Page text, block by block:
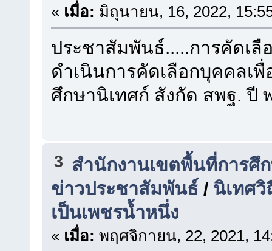
« เมื่อ: มิถุนายน, 16, 2022,
ประชาสัมพันธ์.....การคัดเลื
ดำเนินการคัดเลือกบุคคลเ
ศึกษานิเทศก์ สังกัด สพฐ. ปี
3 สำนักงานเขตพื้นที่การศึ
ข่าวประชาสัมพันธ์ / นิเทศวิ
เป็นเพชรน้ำหนึ่ง
« เมื่อ: พฤศจิกายน, 22, 2021,